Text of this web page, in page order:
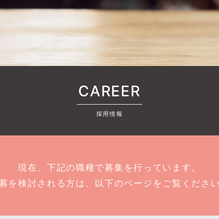
CAREER
採用情報
現在、下記の職種で募集を行っています。
を検討される方は、以下のページをご覧くださ